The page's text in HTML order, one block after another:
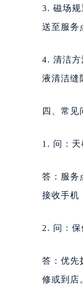
3. 磁场规
送至服务
4. 清洁方
液清洁缝
四、常见
1. 问：天
答：服务
接收手机
2. 问：保
答：优先
修或到店